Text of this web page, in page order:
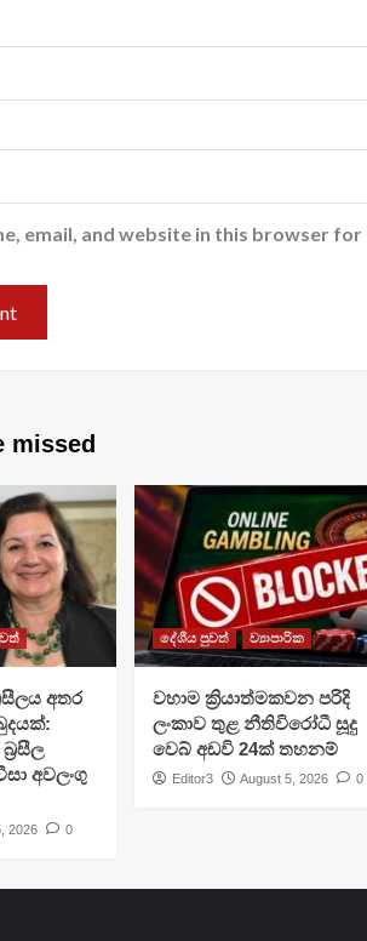
email, and website in this browser
missed
අතර
අවලංගු
2026 0
දේශීය පුවත් ව්‍යාපාරික
වහාම ක්‍රියාත්මකවන පරිදි
ලංකාව තුළ නීතිවිරෝධී සූදු
වෙබ් අඩවි 24ක් තහනම්
Editor3 August 5, 2026 0